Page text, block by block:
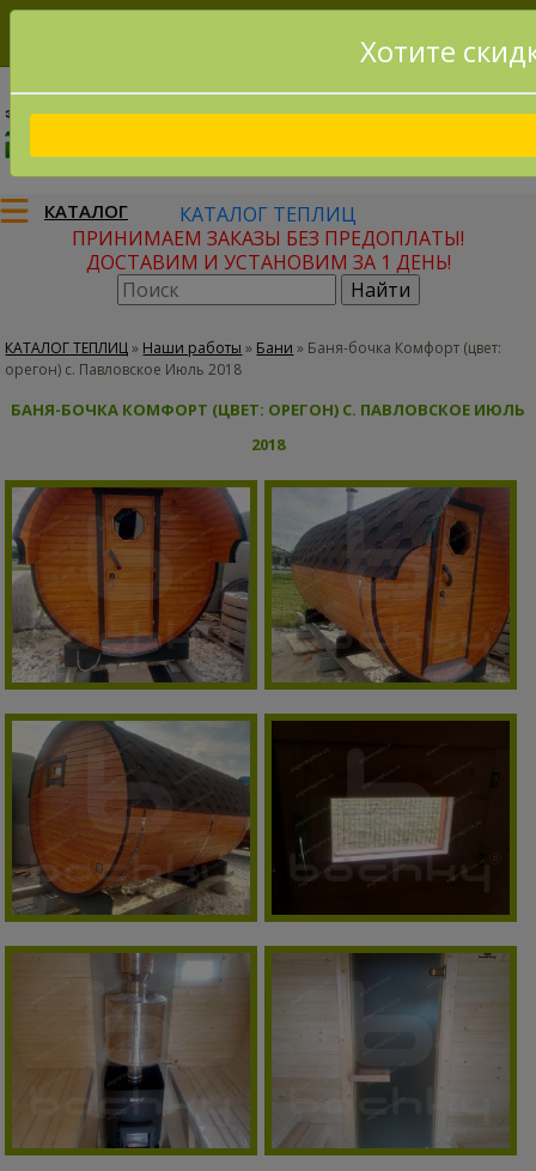
8(915)795-56-02
КАТАЛОГ
КАТАЛОГ ТЕПЛИЦ
ПРИНИМАЕМ ЗАКАЗЫ БЕЗ ПРЕДОПЛАТЫ!
ДОСТАВИМ И УСТАНОВИМ ЗА 1 ДЕНЬ!
КАТАЛОГ ТЕПЛИЦ» Наши работы » Бани » Баня-бочка Комфорт (цвет:
орегон) с. Павловское Июль 2018
БАНЯ-БОЧКА КОМФОРТ (ЦВЕТ: ОРЕГОН) С. ПАВЛОВСКОЕ ИЮЛЬ
2018
Хотите